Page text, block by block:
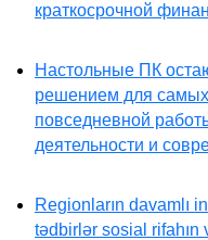
краткосрочной
Настольные ПК
решением для
повседневной
деятельности и
Regionların davamlı
tədbirlər sosial